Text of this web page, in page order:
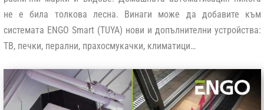
не е била толкова лесна. Винаги може да добавите към
системата ENGO Smart (TUYA) нови и допълнителни устройства:
ТВ, печки, перални, прахосмукачки, климатици…